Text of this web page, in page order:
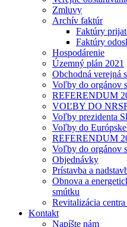
Zmluvy
Archív faktúr
Faktúry
Faktúry
Hospodárenie
Územný plán 2021
Obchodná verejná
Voľby do orgánov
REFERENDUM
VOĽBY DO
Voľby prezidenta
Voľby do
REFERENDUM
Voľby do orgánov
Objednávky
Prístavba a
Obnova a
smútku
Revitalizácia
Kontakt
Napíšte nám